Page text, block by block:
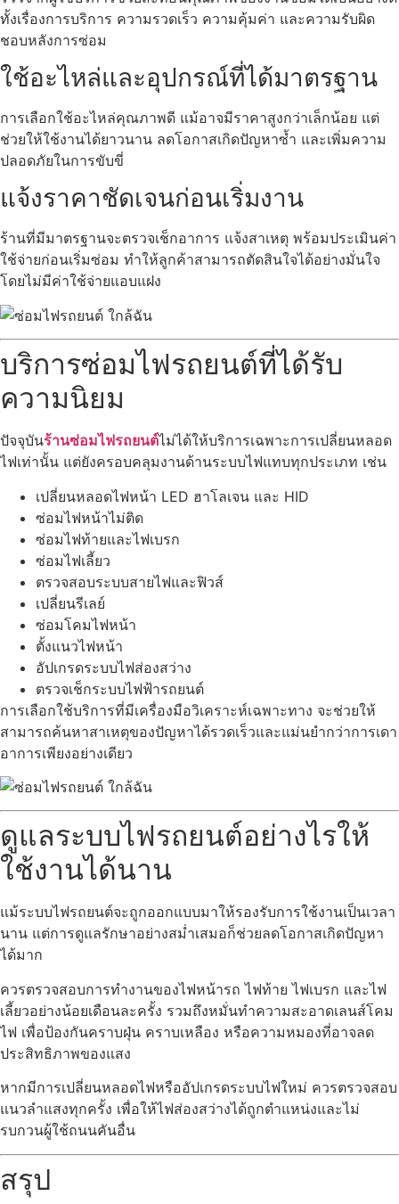
ทั้งเรื่องการบริการ ความรวดเร็ว ความคุ้มค่า และความรับผิด
ชอบหลังการซ่อม
ใช้อะไหล่และอุปกรณ์ที่ได้มาตรฐาน
การเลือกใช้อะไหล่คุณภาพดี แม้อาจมีราคาสูงกว่าเล็กน้อย แต่
ช่วยให้ใช้งานได้ยาวนาน ลดโอกาสเกิดปัญหาซ้ำ และเพิ่มความ
ปลอดภัยในการขับขี่
แจ้งราคาชัดเจนก่อนเริ่มงาน
ร้านที่มีมาตรฐานจะตรวจเช็กอาการ แจ้งสาเหตุ พร้อมประเมินค่า
ใช้จ่ายก่อนเริ่มซ่อม ทำให้ลูกค้าสามารถตัดสินใจได้อย่างมั่นใจ
โดยไม่มีค่าใช้จ่ายแอบแฝง
บริการซ่อมไฟรถยนต์ที่ได้รับ
ความนิยม
ปัจจุบันร้านซ่อมไฟรถยนต์ไม่ได้ให้บริการเฉพาะการเปลี่ยนหลอด
ไฟเท่านั้น แต่ยังครอบคลุมงานด้านระบบไฟแทบทุกประเภท เช่น
เปลี่ยนหลอดไฟหน้า LED ฮาโลเจน และ HID
ซ่อมไฟหน้าไม่ติด
ซ่อมไฟท้ายและไฟเบรก
ซ่อมไฟเลี้ยว
ตรวจสอบระบบสายไฟและฟิวส์
เปลี่ยนรีเลย์
ซ่อมโคมไฟหน้า
ตั้งแนวไฟหน้า
อัปเกรดระบบไฟส่องสว่าง
ตรวจเช็กระบบไฟฟ้ารถยนต์
การเลือกใช้บริการที่มีเครื่องมือวิเคราะห์เฉพาะทาง จะช่วยให้
สามารถค้นหาสาเหตุของปัญหาได้รวดเร็วและแม่นยำกว่าการเดา
อาการเพียงอย่างเดียว
ดูแลระบบไฟรถยนต์อย่างไรให้
ใช้งานได้นาน
แม้ระบบไฟรถยนต์จะถูกออกแบบมาให้รองรับการใช้งานเป็นเวลา
นาน แต่การดูแลรักษาอย่างสม่ำเสมอก็ช่วยลดโอกาสเกิดปัญหา
ได้มาก
ควรตรวจสอบการทำงานของไฟหน้ารถ ไฟท้าย ไฟเบรก และไฟ
เลี้ยวอย่างน้อยเดือนละครั้ง รวมถึงหมั่นทำความสะอาดเลนส์โคม
ไฟ เพื่อป้องกันคราบฝุ่น คราบเหลือง หรือความหมองที่อาจลด
ประสิทธิภาพของแสง
หากมีการเปลี่ยนหลอดไฟหรืออัปเกรดระบบไฟใหม่ ควรตรวจสอบ
แนวลำแสงทุกครั้ง เพื่อให้ไฟส่องสว่างได้ถูกตำแหน่งและไม่
รบกวนผู้ใช้ถนนคันอื่น
สรุป